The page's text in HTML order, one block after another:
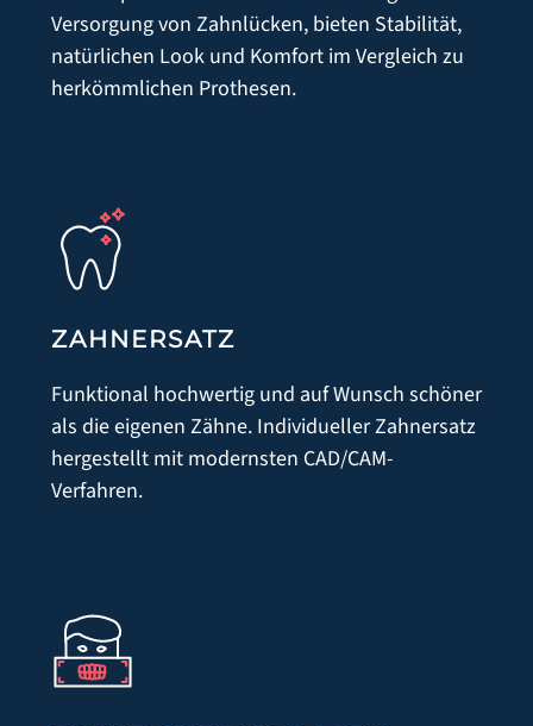
SERVICE
DOWNLOADBEREICH
DENTAL LEXIKON
LEISTUNGEN
Versorgung von Zahnlücken, bieten Stabilität,
natürlichen Look und Komfort im Vergleich zu
herkömmlichen Prothesen.
ZAHNERSATZ
Funktional hochwertig und auf Wunsch schöner
als die eigenen Zähne. Individueller Zahnersatz
hergestellt mit modernsten CAD/CAM-
Verfahren.